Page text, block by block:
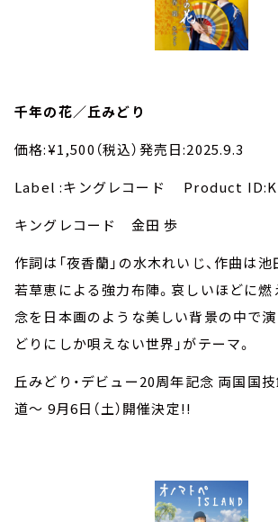
千年の花／丘みどり
価格:¥1,500（税込）発売日:2025.9.3
Label :キングレコード Product
キングレコード 金田 歩
作詞は「夜香蘭」の水木れいじ、作曲は池
若草恵による強力布陣。哀しいほどに
念を日本画のような美しい背景の中で演
どりにしか唄えない世界」がテーマ。
丘みどり・デビュー20周年記念 両国国技
道～ 9月6日（土）開催決定!!